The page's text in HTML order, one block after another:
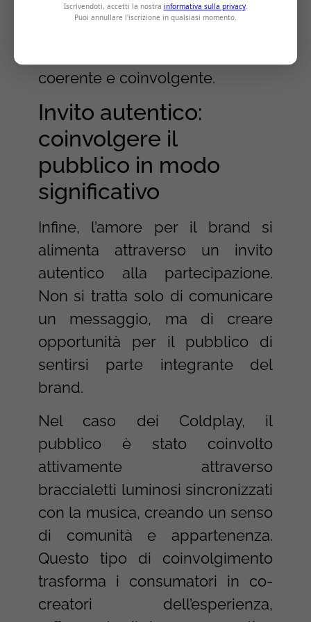
confezione del prodotto al
coerente e coinvolgente.
Invito autentico:
coinvolgere il
pubblico in modo
significativo
Infine, l’amore per il brand si
alimenta attraverso un invito
autentico alla partecipazione.
Non si tratta solo di comunicare
un messaggio, ma di creare
opportunità per il pubblico di
sentirsi parte integrante del
brand.
Nel caso dei Coldplay, il
pubblico è stato coinvolto
attivamente attraverso
braccialetti luminosi sincronizzati
con la musica, creando un senso
di comunità e appartenenza.
Questo tipo di coinvolgimento
trasforma i consumatori in co-
creatori dell’esperienza,